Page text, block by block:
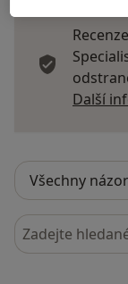
Další
Hledejte v